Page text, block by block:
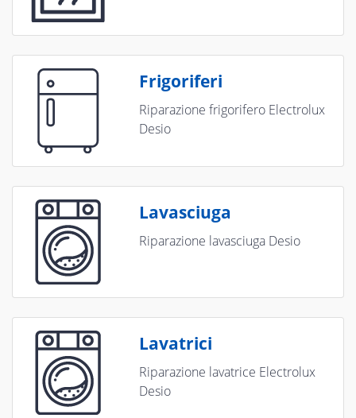
Frigoriferi
Riparazione frigorifero Electrolux
Desio
Lavasciuga
Riparazione lavasciuga Desio
Lavatrici
Riparazione lavatrice Electrolux
Desio